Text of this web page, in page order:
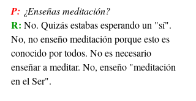
P: ¿Enseñas meditación?
R: No. Quizás estabas esperando un "sí".
No, no enseño meditación porque esto es
conocido por todos. No es necesario
enseñar a meditar. No, enseño "meditación
en el Ser".